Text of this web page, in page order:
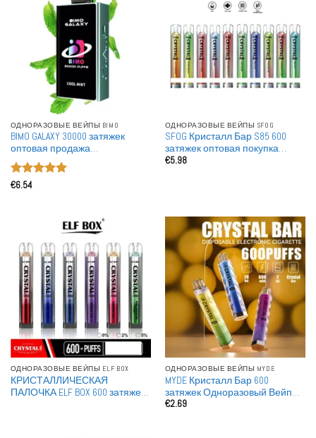
ОДНОРАЗОВЫЕ ВЕЙПЫ BIMO
BIMO GALAXY 30000 затяжек
оптовая продажа
одноразовых вейпов bulk
покупка
Оценка
€6.54
ОДНОРАЗОВЫЕ ВЕЙПЫ SFOG
SFOG Кристалл Бар S85 600
затяжек оптовая покупка
перезаряжаемые
€5.98
ОДНОРАЗОВЫЕ ВЕЙПЫ ELF BOX
КРИСТАЛЛИЧЕСКАЯ
ПАЛОЧКА ELF BOX 600 затяжек
ОДНОРАЗОВЫЕ ВЕЙПЫ MYDE
MYDE Кристалл Бар 600
затяжек Одноразовый Вейп
оптом Сетчатая катушка
€2.69